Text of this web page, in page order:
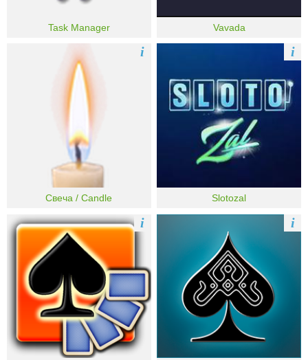
Task Manager Vavada
Свеча / Candle
i
Slotozal
i
i i